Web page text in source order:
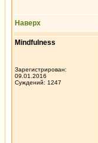
Наверх
Mindfulness
Зарегистрирован:
09.01.2016
Суждений: 1247